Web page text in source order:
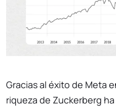
Gracias al éxito de Meta
riqueza de Zuckerberg